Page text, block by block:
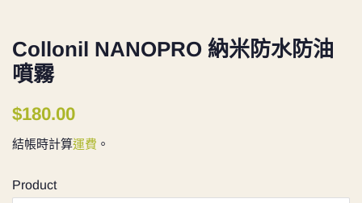
Collonil NANOPRO 納米防水防油
噴霧
定
$180.00
結帳時計算運費 。
Product